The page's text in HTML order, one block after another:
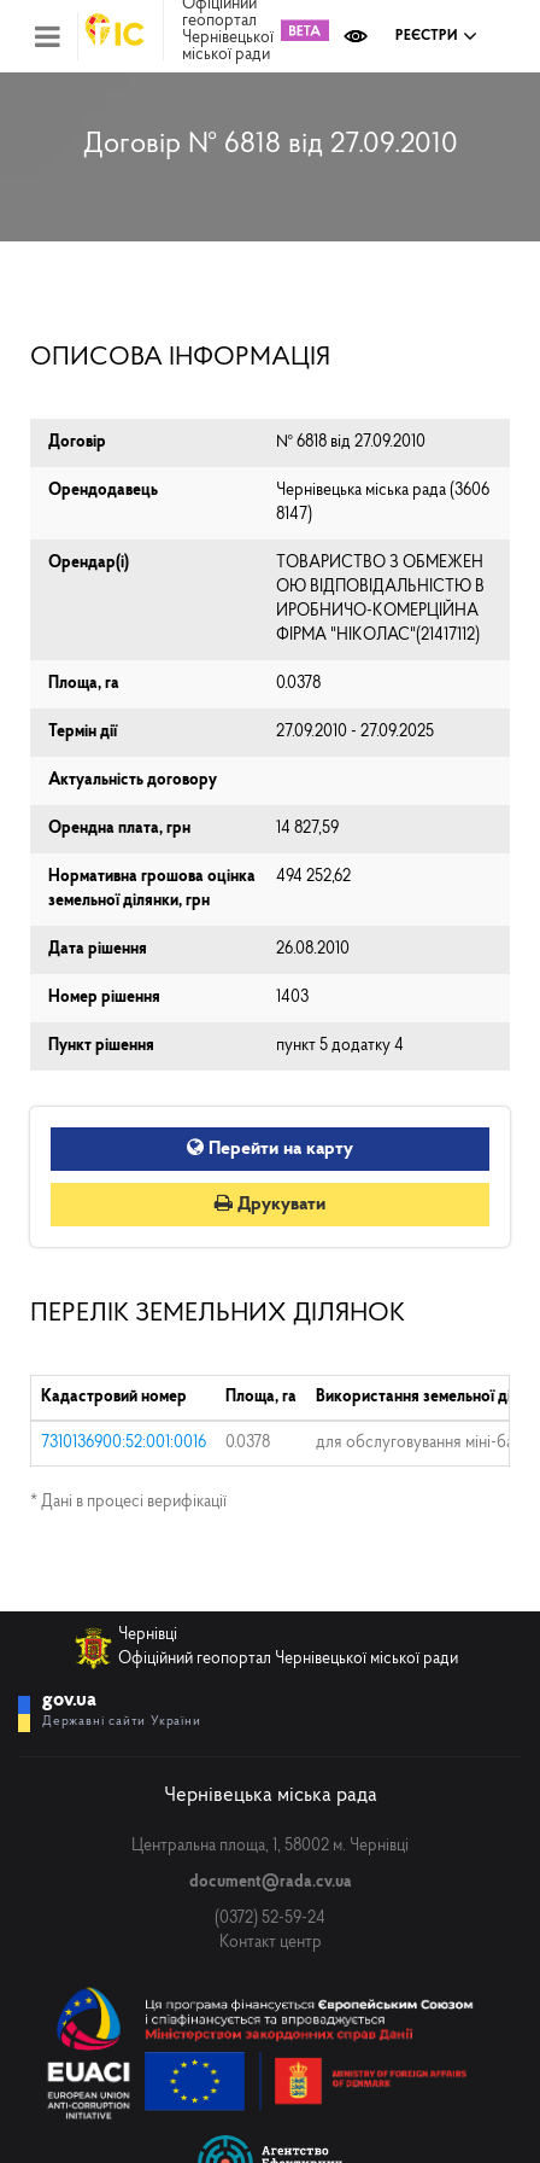
Офіційний
геопортал
Чернівецької
міської ради
РЕЄСТРИ
Договір № 6818 від 27.09.2010
ОПИСОВА ІНФОРМАЦІЯ
Договір № 6818 від 27.09.2010
Орендодавець
Чернівецька міська рада (⁨3606
8147⁩)
Орендар(і)
ТОВАРИСТВО З ОБМЕЖЕН
ОЮ ВІДПОВІДАЛЬНІСТЮ В
ИРОБНИЧО-КОМЕРЦІЙНА
ФІРМА "НІКОЛАС"(21417112)
Площа, га 0.0378
Термін дії 27.09.2010 - 27.09.2025
Актуальність договору
Орендна плата, грн 14 827,59
Нормативна грошова оцінка
земельної ділянки, грн
494 252,62
Дата рішення 26.08.2010
Номер рішення 1403
Пункт рішення пункт 5 додатку 4
Перейти на карту
Друкувати
ПЕРЕЛІК ЗЕМЕЛЬНИХ ДІЛЯНОК
Кадастровий номер Площа, га Використання земельної
7310136900:52:001:0016 0.0378 для обслуговування міні-бару
* Дані в процесі верифікації
Чернівці
Офіційний геопортал Чернівецької міської ради
gov.ua
Державні сайти України
Чернівецька міська рада
Центральна площа, 1, 58002 м. Чернівці
document@rada.cv.ua
(0372) 52-59-24
Контакт центр